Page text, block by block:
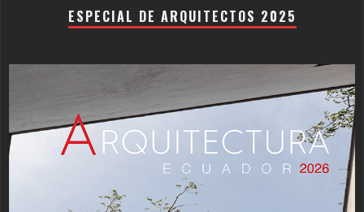
ESPECIAL DE ARQUITECTOS 2025